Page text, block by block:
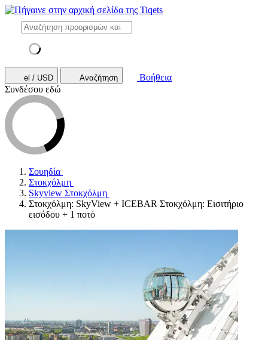
el / USD Αναζήτηση
Βοήθεια
Συνδέσου εδώ
Σουηδία
Στοκχόλμη
Skyview Στοκχόλμη
Στοκχόλμη: SkyView + ICEBAR Στοκχόλμη: Εισιτήριο
εισόδου + 1 ποτό